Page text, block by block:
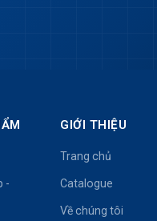
-
GIỚI THIỆU
Trang chủ
Catalogue
Về chúng tôi